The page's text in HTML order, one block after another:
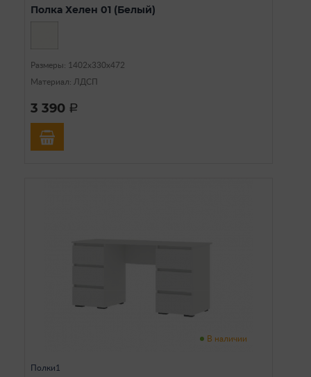
Полка Хелен 01 (Белый)
Размеры: 1402х330х472
Материал: ЛДСП
3 390 a
В наличии
Полки1